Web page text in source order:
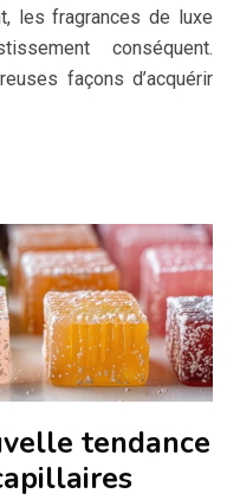
les fragrances de luxe
conséquent.
façons d’acquérir
tendance